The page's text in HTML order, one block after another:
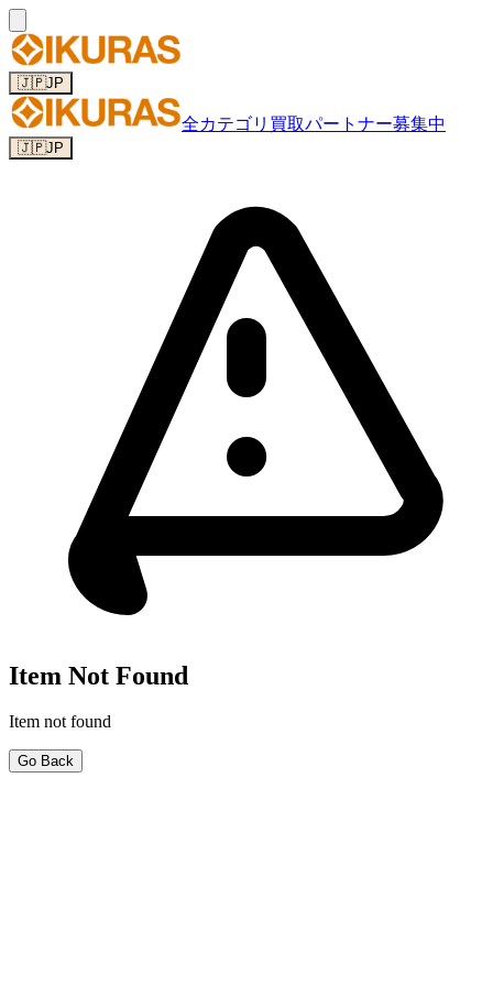
🇯🇵JP
全カテゴリ 買取パートナー募集中
🇯🇵JP
Item Not Found
Item not found
Go Back